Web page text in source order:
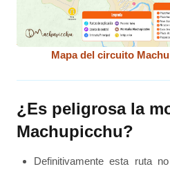
Mapa del circuito
¿Es peligrosa la
Machupicchu?
Definitivamente esta ruta